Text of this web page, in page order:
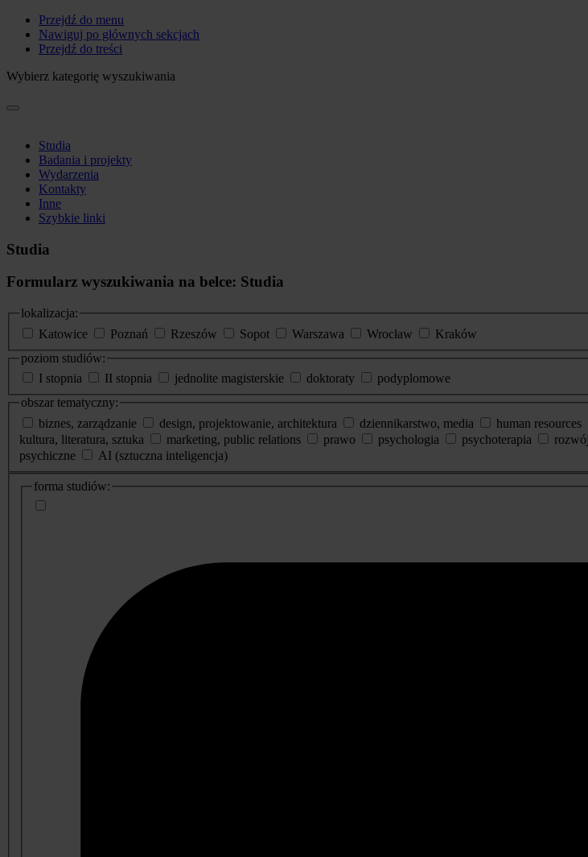
Przejdź do menu
Nawiguj po głównych sekcjach
Przejdź do treści
Wybierz kategorię wyszukiwania
Studia
Badania i projekty
Wydarzenia
Kontakty
Inne
Szybkie linki
Studia
Formularz wyszukiwania na belce: Studia
lokalizacja:
Katowice
Poznań Rzeszów Sopot Warszawa Wrocław
Kraków
poziom studiów:
I stopnia
II stopnia jednolite magisterskie doktoraty
podyplomowe
obszar tematyczny:
biznes, zarządzanie
design, projektowanie, architektura dziennikarstwo, media human resources
kultura, literatura, sztuka
marketing, public relations prawo psychologia psychoterapia
psychiczne
AI (sztuczna inteligencja)
dodatkowe
informacje
forma studiów: